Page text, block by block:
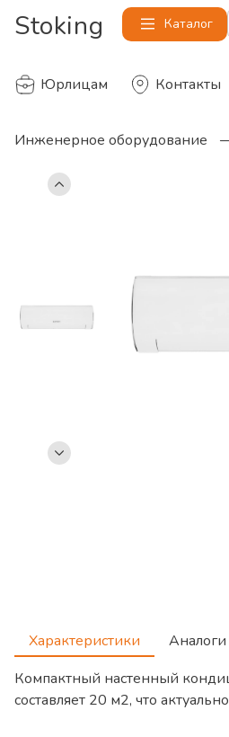
Stoking Каталог
Юрлицам Контакты
Инженерное оборудование
Характеристики Аналоги
Компактный настенный
составляет 20 м2, что